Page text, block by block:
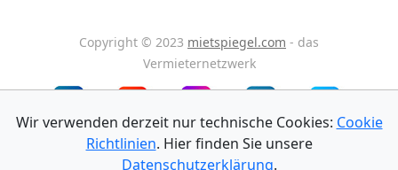
Copyright © 2023 mietspiegel.com - das
Vermieternetzwerk
Impressum Datenschutz AGB
Wir verwenden derzeit nur technische Cookies: Cookie
Richtlinien. Hier finden Sie unsere
Datenschutzerklärung.